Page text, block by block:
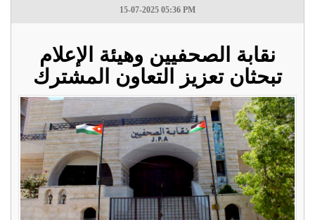
15-07-2025 05:36 PM
نقابة الصحفيين وهيئة الإعلام
تبحثان تعزيز التعاون المشترك